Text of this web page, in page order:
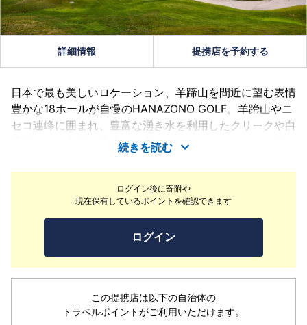
ログイン後に寄附や
現在保有しているポイントを確認できます
ログイン
この提携店は以下の自治体の
トラベルポイントがご利用いただけます。
詳細情報 提携店を予約する
日本で最も美しいロケーション、羊蹄山を間近に望む表情
豊かな18ホールが自慢のHANAZONO GOLF。羊蹄山やニ
セコ連峰に囲まれ、豊富な湧き水を利用したクリークや白
樺林など、自然の植生にも恵まれています。コースはアウ
トが林間・インが丘陵で各ホールとも多彩な景観と変化に
富んだレイアウト。千変万化なアンジュレーションが最後
までプレーヤーを楽しませてくれます。全てのカートに日
英中韓の4カ国語対応のGPSを搭載しており、リアルタイ
ムに順位が変化するリーダーズボード機能によりコンペも
盛り上がります！レンタルクラブもあるので手ぶらでのご
来場もOK！プロによるレッスンもおすすめです。
続きを読む